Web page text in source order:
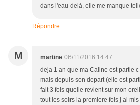
dans l'eau delà, elle me manque
Répondre
M martine 06/11/2016 14:47
deja 1 an que ma Caline est partie
mais depuis son depart (elle est
fait 3 fois quelle revient sur mon
tout les soirs la premiere fois j ai